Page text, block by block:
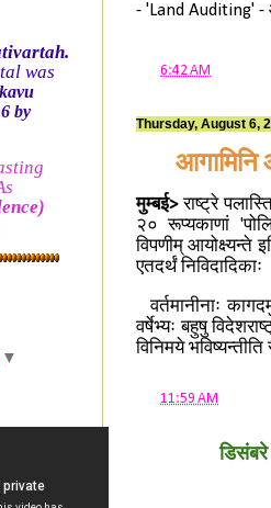
- 'Land Auditing' -
6:42 AM
Thursday, August 6,
आगामिनि
मुम्बई>राष्ट्रे
२० रूप्यकाणां
विपणीम् आयोक्ष्यन्ते
एतदर्थं
वर्तमानीनाः
वर्षेभ्यः बहुषु
विनिमये
11:59 AM
डिसंबरे
was
by
▼